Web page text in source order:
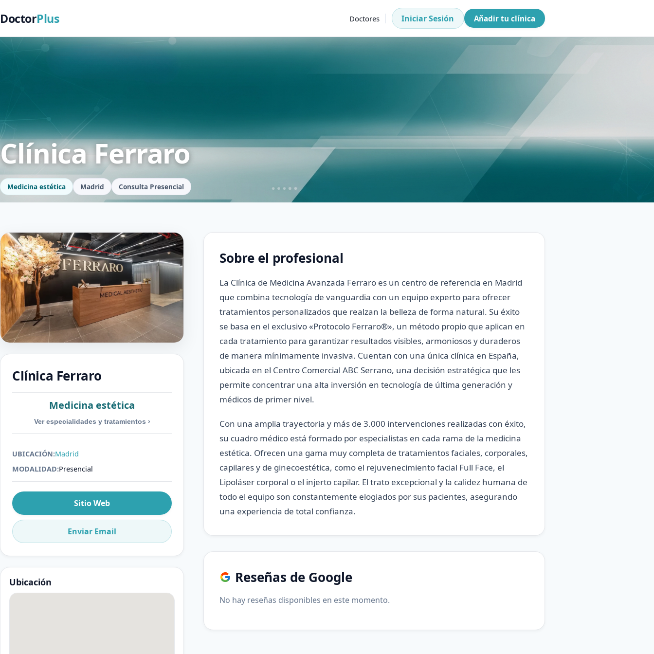
DoctorPlus Doctores Iniciar Sesión Añadir tu clínica
Clínica Ferraro
Medicina estética Madrid Consulta Presencial
Clínica Ferraro
Medicina estética
Ver especialidades y tratamientos ›
UBICACIÓN:Madrid
MODALIDAD:Presencial
Sitio Web
Enviar Email
Ubicación
Sobre el profesional
La Clínica de Medicina Avanzada Ferraro es un centro de referencia en Madrid
que combina tecnología de vanguardia con un equipo experto para ofrecer
tratamientos personalizados que realzan la belleza de forma natural. Su éxito
se basa en el exclusivo «Protocolo Ferraro®», un método propio que aplican en
cada tratamiento para garantizar resultados visibles, armoniosos y duraderos
de manera mínimamente invasiva. Cuentan con una única clínica en España,
ubicada en el Centro Comercial ABC Serrano, una decisión estratégica que les
permite concentrar una alta inversión en tecnología de última generación y
médicos de primer nivel.
Con una amplia trayectoria y más de 3.000 intervenciones realizadas con éxito,
su cuadro médico está formado por especialistas en cada rama de la medicina
estética. Ofrecen una gama muy completa de tratamientos faciales, corporales,
capilares y de ginecoestética, como el rejuvenecimiento facial Full Face, el
Lipoláser corporal o el injerto capilar. El trato excepcional y la calidez humana de
todo el equipo son constantemente elogiados por sus pacientes, asegurando
una experiencia de total confianza.
Reseñas de Google
No hay reseñas disponibles en este momento.